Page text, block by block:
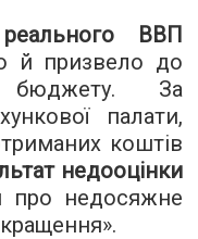
реального ВВП
й призвело до
бюджету. За
палати,
коштів
недооцінки
про недосяжне